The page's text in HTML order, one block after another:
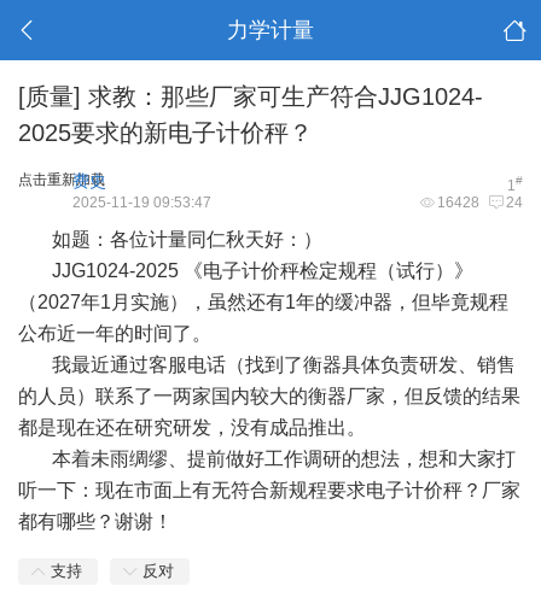
力学计量
[质量] 求教：那些厂家可生产符合JJG1024-
2025要求的新电子计价秤？
点击重新加载 1#
费史
16428 24
2025-11-19 09:53:47
如题：各位计量同仁秋天好：）
JJG1024-2025 《电子计价秤检定规程 （试行）》
（2027年1月实施），虽然还有1年的缓冲器，但毕竟规程
公布近一年的时间了。
我最近通过客服电话（找到了衡器具体负责研发、销售
的人员）联系了一两家国内较大的衡器厂家，但反馈的结果
都是现在还在研究研发，没有成品推出。
本着未雨绸缪、提前做好工作调研的想法，想和大家打
听一下：现在市面上有无符合新规程要求电子计价秤 ？厂家
都有哪些？谢谢！
支持 反对